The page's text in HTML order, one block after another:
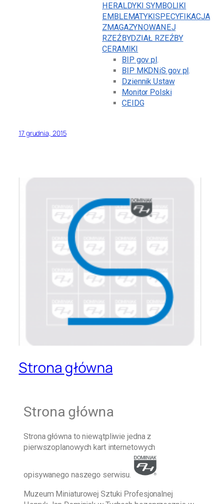
HERALDYKI SYMBOLIKI
EMBLEMATYKISPECYFIKACJA
ZMAGAZYNOWANEJ
RZEŹBYDZIAŁ RZEŹBY
CERAMIKI
BIP gov pl.
BIP MKDNiS gov pl.
Dziennik Ustaw
Monitor Polski
CEIDG
17 grudnia, 2015
Strona główna
Strona główna
Strona głównato niewątpliwie jedna z
pierwszoplanowych kart internetowych
opisywanego naszego serwisu.
Muzeum Miniaturowej Sztuki Profesjonalnej